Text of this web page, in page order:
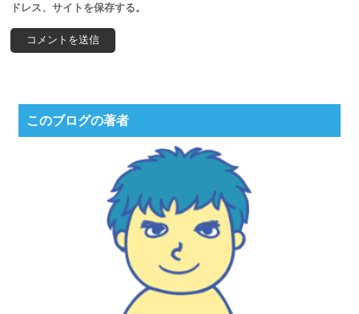
ドレス、サイトを保存する。
このブログの著者